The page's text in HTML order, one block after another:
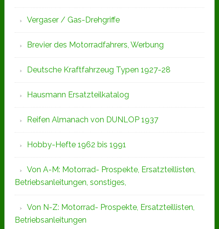
Vergaser / Gas-Drehgriffe
Brevier des Motorradfahrers, Werbung
Deutsche Kraftfahrzeug Typen 1927-28
Hausmann Ersatzteilkatalog
Reifen Almanach von DUNLOP 1937
Hobby-Hefte 1962 bis 1991
Von A-M: Motorrad- Prospekte, Ersatzteillisten,
Betriebsanleitungen, sonstiges,
Von N-Z: Motorrad- Prospekte, Ersatzteillisten,
Betriebsanleitungen